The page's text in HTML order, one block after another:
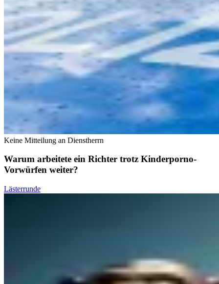
Keine Mitteilung an Dienstherrn
Warum arbeitete ein Richter trotz Kinderporno-
Vorwürfen weiter?
Lästerrunde